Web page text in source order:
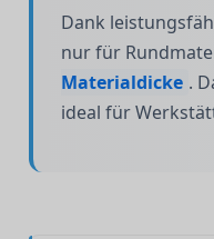
Dank
nur für
Materialdicke .
ideal für